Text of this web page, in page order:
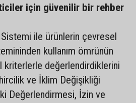
için güvenilir bir rehber
ile ürünlerin çevresel
kullanım ömrünün
kriterlerle değerlendirdiklerini
ve İklim Değişikliği
Değerlendirmesi, İzin ve